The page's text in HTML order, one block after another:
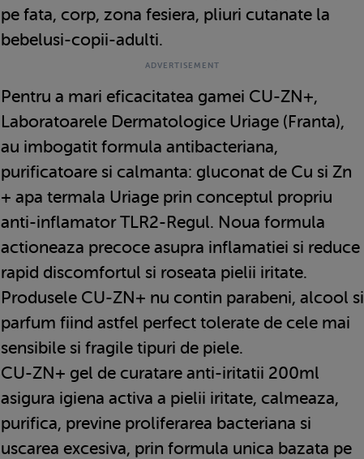
pe fata, corp, zona fesiera, pliuri cutanate la
bebelusi-copii-adulti.
Pentru a mari eficacitatea gamei CU-ZN+,
Laboratoarele Dermatologice Uriage (Franta),
au imbogatit formula antibacteriana,
purificatoare si calmanta: gluconat de Cu si Zn
+ apa termala Uriage prin conceptul propriu
anti-inflamator TLR2-Regul. Noua formula
actioneaza precoce asupra inflamatiei si reduce
rapid discomfortul si roseata pielii iritate.
Produsele CU-ZN+ nu contin parabeni, alcool si
parfum fiind astfel perfect tolerate de cele mai
sensibile si fragile tipuri de piele.
CU-ZN+ gel de curatare anti-iritatii 200ml
asigura igiena activa a pielii iritate, calmeaza,
purifica, previne proliferarea bacteriana si
uscarea excesiva, prin formula unica bazata pe